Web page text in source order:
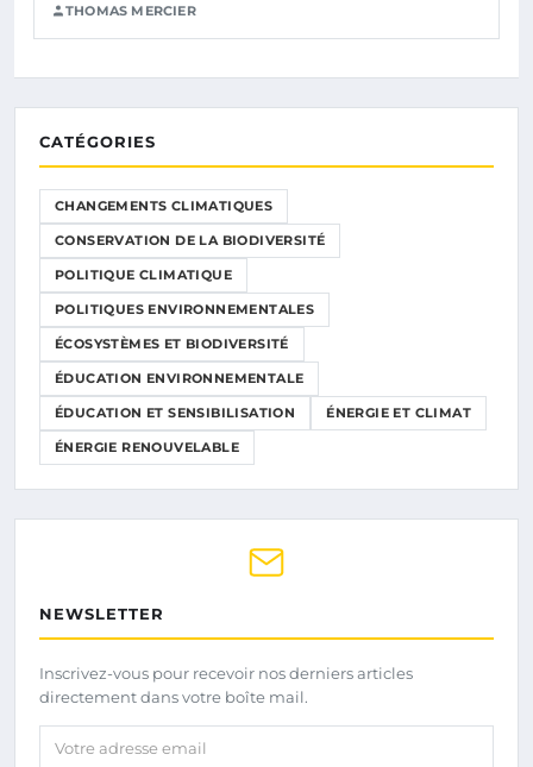
THOMAS MERCIER
CATÉGORIES
CHANGEMENTS CLIMATIQUES
CONSERVATION DE LA BIODIVERSITÉ
POLITIQUE CLIMATIQUE
POLITIQUES ENVIRONNEMENTALES
ÉCOSYSTÈMES ET BIODIVERSITÉ
ÉDUCATION ENVIRONNEMENTALE
ÉDUCATION ET SENSIBILISATION ÉNERGIE ET CLIMAT
ÉNERGIE RENOUVELABLE
NEWSLETTER
Inscrivez-vous pour recevoir nos derniers articles
directement dans votre boîte mail.
Votre adresse email